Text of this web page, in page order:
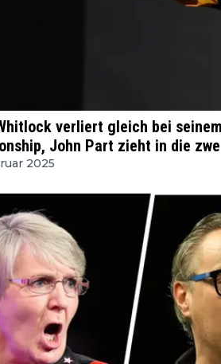
verliert gleich bei
John Part zieht in die
2025